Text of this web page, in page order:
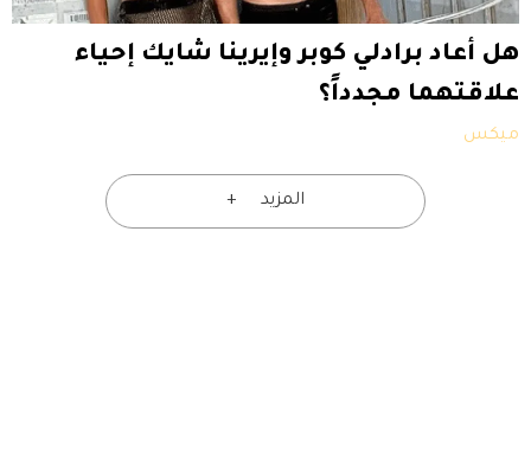
هل أعاد برادلي كوبر وإيرينا شايك إحياء
علاقتهما مجدداً؟
ميكس
المزيد